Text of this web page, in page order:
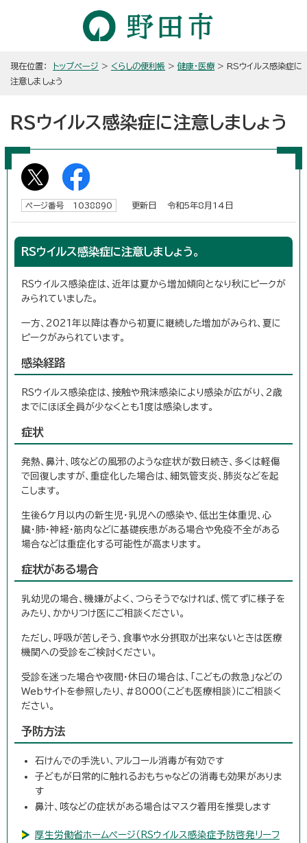
現在位置： トップページ > くらしの便利帳 > 健康・医療 > RSウイルス感染症に
注意しましょう
RSウイルス感染症に注意しましょう
ページ番号 1038890 更新日 令和5年8月14日
RSウイルス感染症に注意しましょう。
RSウイルス感染症は、近年は夏から増加傾向となり秋にピークが
みられていました。
一方、2021年以降は春から初夏に継続した増加がみられ、夏に
ピークがみられています。
感染経路
RSウイルス感染症は、接触や飛沫感染により感染が広がり、2歳
までにほぼ全員が少なくとも1度は感染します。
症状
発熱、鼻汁、咳などの風邪のような症状が数日続き、多くは軽傷
で回復しますが、重症化した場合は、細気管支炎、肺炎などを起
こします。
生後6ケ月以内の新生児・乳児への感染や、低出生体重児、心
臓・肺・神経・筋肉などに基礎疾患がある場合や免疫不全がある
場合などは重症化する可能性が高まります。
症状がある場合
乳幼児の場合、機嫌がよく、つらそうでなければ、慌てずに様子を
みたり、かかりつけ医にご相談ください。
ただし、呼吸が苦しそう、食事や水分摂取が出来ないときは医療
機関への受診をご検討ください。
受診を迷った場合や夜間・休日の場合は、「こどもの救急」などの
Webサイトを参照したり、＃8000（こども医療相談）にご相談く
ださい。
予防方法
石けんでの手洗い、アルコール消毒が有効です
子どもが日常的に触れるおもちゃなどの消毒も効果がありま
す
鼻汁、咳などの症状がある場合はマスク着用を推奨します
厚生労働省ホームページ（RSウイルス感染症予防啓発リーフ